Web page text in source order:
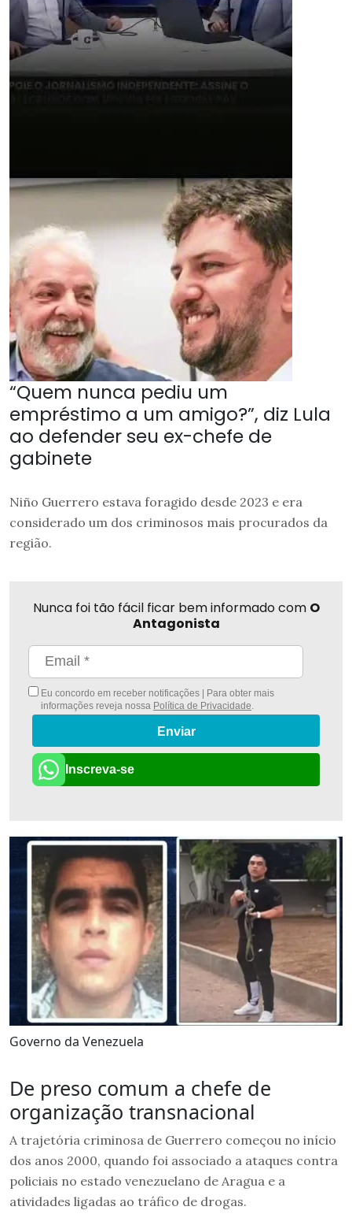
“Quem nunca pediu um
empréstimo a um amigo?”, diz Lula
ao defender seu ex-chefe de
gabinete
Niño Guerrero estava foragido desde 2023 e era
considerado um dos criminosos mais procurados da
região.
Nunca foi tão fácil ficar bem informado com O
Antagonista
Eu concordo em receber notificações | Para obter mais
informações reveja nossa Política de Privacidade
Enviar
Inscreva-se
Governo da Venezuela
De preso comum a chefe de
organização transnacional
A trajetória criminosa de Guerrero começou no início
dos anos 2000, quando foi associado a ataques contra
policiais no estado venezuelano de Aragua e a
atividades ligadas ao tráfico de drogas.